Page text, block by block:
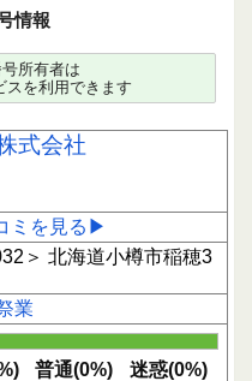
情報
所有者は
スを利用できます
式会社
ミを見る▶
＞ 北海道小樽市稲穂3
業
普通(0%)
迷惑(0%)